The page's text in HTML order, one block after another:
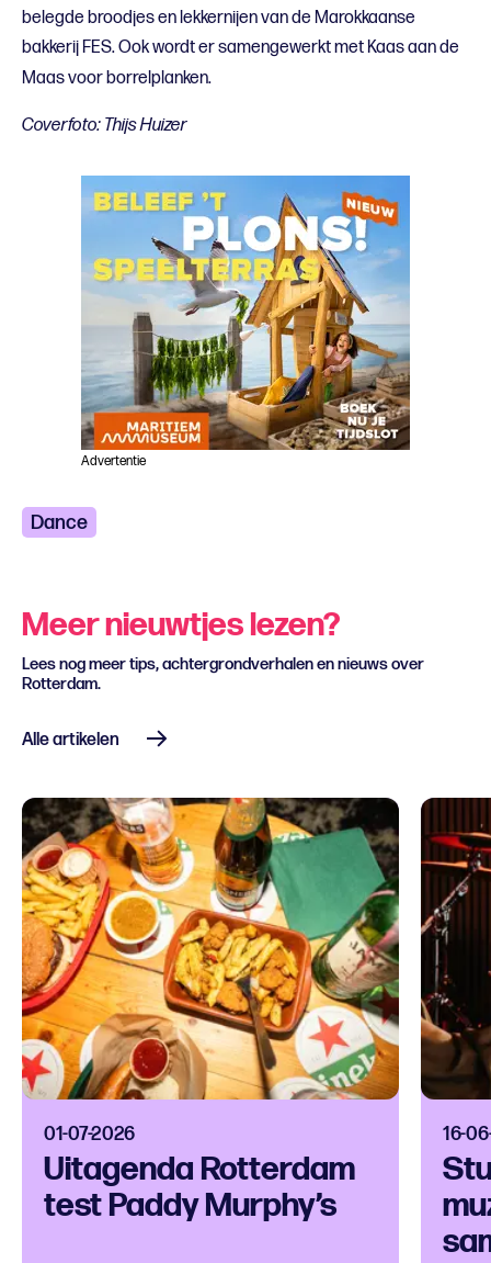
belegde broodjes en lekkernijen van de Marokkaanse
bakkerij FES. Ook wordt er samengewerkt met Kaas aan de
Maas voor borrelplanken.
Coverfoto: Thijs Huizer
Advertentie
Dance
Meer nieuwtjes lezen?
Lees nog meer tips, achtergrondverhalen en nieuws over
Rotterdam.
Alle artikelen
01-07-2026
Uitagenda Rotterdam
test Paddy Murphy’s
16-